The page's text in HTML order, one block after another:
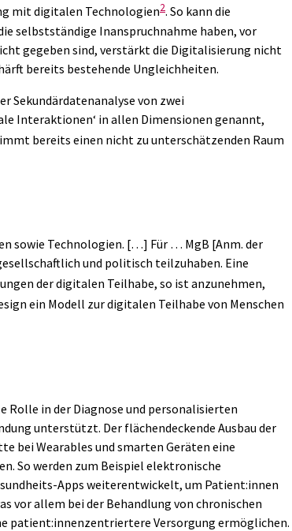
mit digitalen Technologien2. So kann die
selbstständige Inanspruchnahme haben, vor
gegeben sind, verstärkt die Digitalisierung nicht
bereits bestehende Ungleichheiten.
Sekundärdatenanalyse von zwei
Interaktionen‘ in allen Dimensionen genannt,
bereits einen nicht zu unterschätzenden Raum
sowie Technologien. […] Für … MgB [Anm. der
und politisch teilzuhaben. Eine
der digitalen Teilhabe, so ist anzunehmen,
ein Modell zur digitalen Teilhabe von Menschen
Rolle in der Diagnose und personalisierten
unterstützt. Der flächendeckende Ausbau der
bei Wearables und smarten Geräten eine
So werden zum Beispiel elektronische
Apps weiterentwickelt, um Patient:innen
vor allem bei der Behandlung von chronischen
patient:innenzentriertere Versorgung ermöglichen.